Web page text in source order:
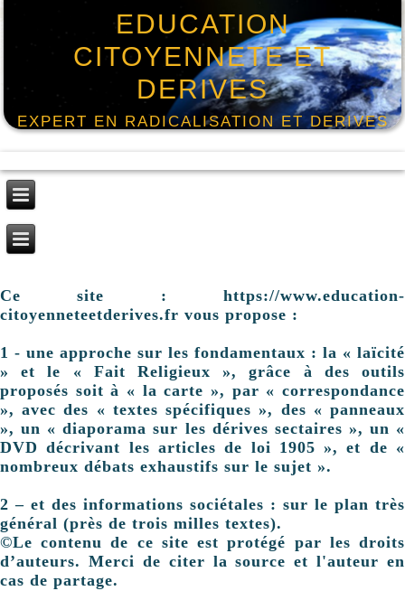
EDUCATION
CITOYENNETE ET
DERIVES
EXPERT EN RADICALISATION ET DERIVES
Ce site : https://www.education-
citoyenneteetderives.fr vous propose :
1 - une approche sur les fondamentaux : la « laïcité
» et le « Fait Religieux », grâce à des outils
proposés soit à « la carte », par « correspondance
», avec des « textes spécifiques », des « panneaux
», un « diaporama sur les dérives sectaires », un «
DVD décrivant les articles de loi 1905 », et de «
nombreux débats exhaustifs sur le sujet ».
2 – et des informations sociétales : sur le plan très
général (près de trois milles textes).
©Le contenu de ce site est protégé par les droits
d’auteurs. Merci de citer la source et l'auteur en
cas de partage.